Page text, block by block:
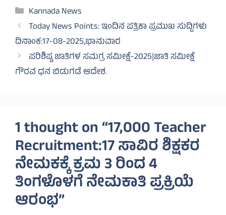
Categories
Kannada News
Today News Points: ಇಂದಿನ ಪತ್ರಿಕಾ ಪ್ರಮುಖ ಸುದ್ದಿಗಳು
ದಿನಾಂಕ:17-08-2025,ಭಾನುವಾರ
ಪರಿಶಿಷ್ಟ ಜಾತಿಗಳ ಸಮಗ್ರ ಸಮೀಕ್ಷೆ-2025|ಜಾತಿ ಸಮೀಕ್ಷೆ
ಗೌರವ ಧನ ಬಿಡುಗಡೆ ಆದೇಶ.
1 thought on “17,000 Teacher
Recruitment:17 ಸಾವಿರ ಶಿಕ್ಷಕರ
ನೇಮಕಕ್ಕೆ ಕ್ರಮ 3 ರಿಂದ 4
ತಿಂಗಳೊಳಗೆ ನೇಮಕಾತಿ ಪ್ರಕ್ರಿಯೆ
ಆರಂಭ”